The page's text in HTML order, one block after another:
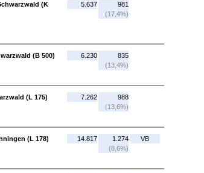
(K
5.637
981
(17,4%)
(B 500)
6.230
835
(13,4%)
(L 175)
7.262
988
(13,6%)
(L 178)
14.817
1.274
(8,6%)
VB